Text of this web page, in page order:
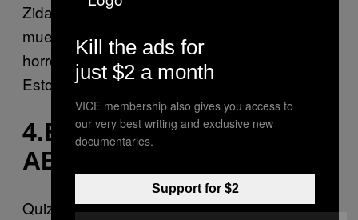
Zidane. Ni tampoco conoce a nadie que le
muestre títulos del tipo «Las lesiones más
horrorosas del fútbol». ¿Afeminado el fútbol?
Esto solo puede ser culpa de Neymar.
4.EL FÚTBOL ES
ABURRIDO:
Quizá este sea el argumento más popular
Kill the ads for
just $2 a month
VICE membership also gives you access to
our very best writing and exclusive new
documentaries.
Support for $2